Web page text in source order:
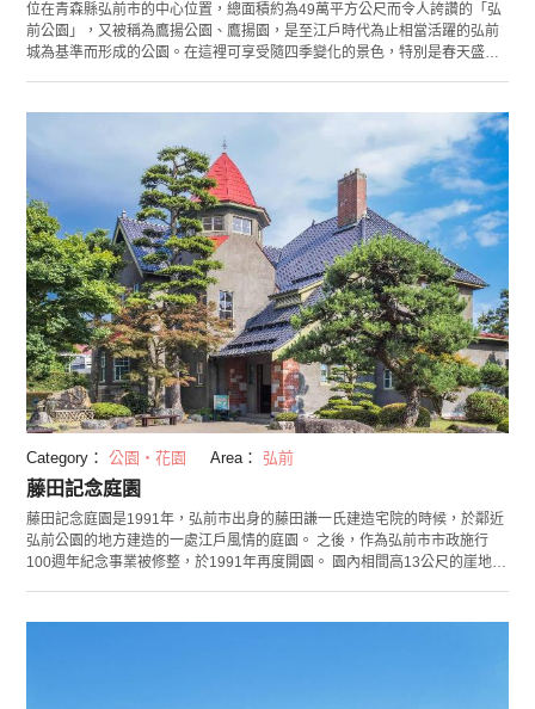
位在青森縣弘前市的中心位置，總面積約為49萬平方公尺而令人誇讚的「弘
前公園」，又被稱為鷹揚公園、鷹揚園，是至江戶時代為止相當活躍的弘前
城為基準而形成的公園。在這裡可享受隨四季變化的景色，特別是春天盛開
年的4月下旬，在賞櫻季節時，還會舉行「弘前櫻花祭」，此祭典吸引約200
萬人以上的觀光客前往，是相當有人氣的祭典！
Category： 公園・花園 Area： 弘前
藤田記念庭園
藤田記念庭園是1991年，弘前市出身的藤田謙一氏建造宅院的時候，於鄰近
弘前公園的地方建造的一處江戶風情的庭園。 之後，作為弘前市市政施行
100週年紀念事業被修整，於1991年再度開園。 園內相間高13公尺的崖地，
還有展示了小川破笠所作的板窗畫、菜菜子手繪衣櫃和狩獵派屏風的和館。